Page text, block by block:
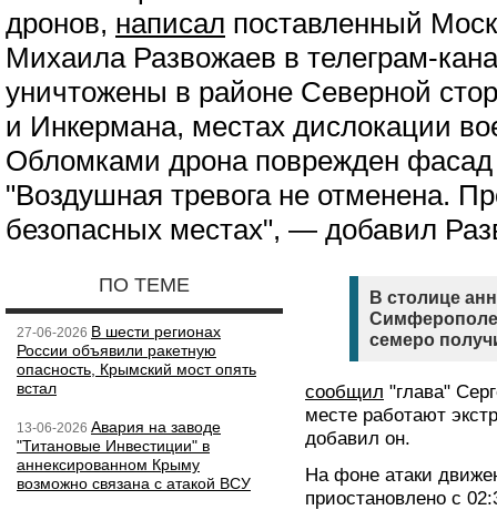
дронов, написал поставленный
Михаила Развожаев в телеграм-
уничтожены в районе Северной
и Инкермана, местах дислокации
Обломками дрона поврежден фасад
"Воздушная тревога не отменена.
безопасных местах", — добавил
ПО ТЕМЕ
27-06-2026 В шести регионах
России объявили ракетную
опасность, Крымский мост опять
встал
13-06-2026 Авария на заводе
"Титановые Инвестиции" в
аннексированном Крыму
возможно связана с атакой ВСУ
В столице
Симферополе
семеро
сообщил "глава"
месте работают
добавил он.
На фоне атаки
приостановлено с